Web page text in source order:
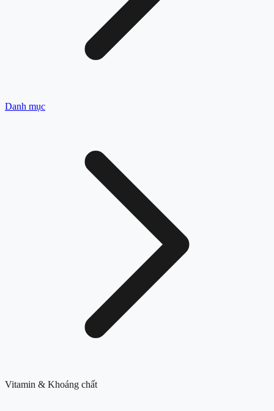
Danh mục
Vitamin & Khoáng chất